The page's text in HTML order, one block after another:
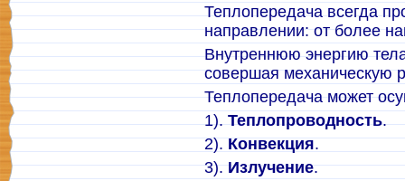
Теплопередача всегда
направлении: от более
Внутреннюю энергию
совершая механическую
Теплопередача может
1).Теплопроводность.
2).Конвекция.
3).Излучение.